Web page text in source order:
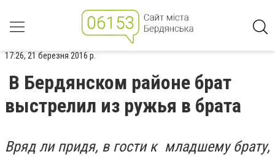
17:26, 21 березня 2016 р.
В Бердянском районе брат
выстрелил из ружья в брата
Вряд ли придя, в гости к младшему брату,